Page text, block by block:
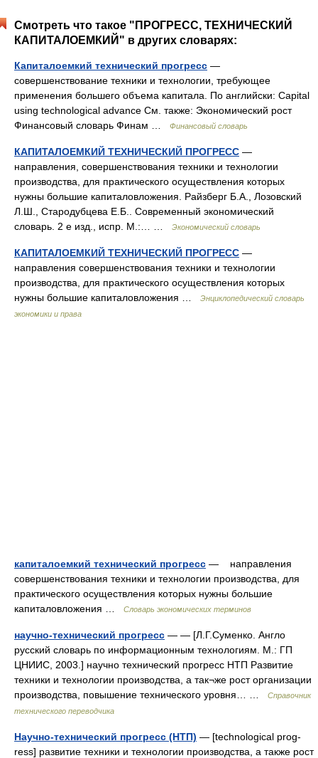
Смотреть что такое "ПРОГРЕСС, ТЕХНИЧЕСКИЙ
КАПИТАЛОЕМКИЙ" в других словарях:
Капиталоемкий технический прогресс —
совершенствование техники и технологии, требующее
применения большего объема капитала. По английски: Capital
using technological advance См. также: Экономический рост
Финансовый словарь Финам …
Финансовый словарь
КАПИТАЛОЕМКИЙ ТЕХНИЧЕСКИЙ ПРОГРЕСС —
направления, совершенствования техники и технологии
производства, для практического осуществления которых
нужны большие капиталовложения. Райзберг Б.А., Лозовский
Л.Ш., Стародубцева Е.Б.. Современный экономический
словарь. 2 е изд., испр. М.:… …
Экономический словарь
КАПИТАЛОЕМКИЙ ТЕХНИЧЕСКИЙ ПРОГРЕСС —
направления совершенствования техники и технологии
производства, для практического осуществления которых
нужны большие капиталовложения …
Энциклопедический словарь
экономики и права
капиталоемкий технический прогресс — направления
совершенствования техники и технологии производства, для
практического осуществления которых нужны большие
капиталовложения …
Словарь экономических терминов
научно-технический прогресс — — [Л.Г.Суменко. Англо
русский словарь по информационным технологиям. М.: ГП
ЦНИИС, 2003.] научно технический прогресс НТП Развитие
техники и технологии производства, а так¬же рост организации
производства, повышение технического уровня… …
Справочник
технического переводчика
Научно-технический прогресс (НТП) — [technological prog­­
ress] развитие техники и технологии производства, а также рост